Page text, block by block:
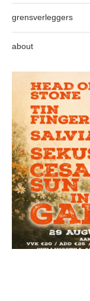
grensverleggers
about